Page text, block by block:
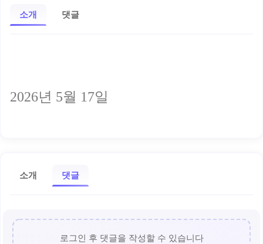
소개 댓글
2026년 5월 17일
소개 댓글
로그인 후 댓글을 작성할 수 있습니다